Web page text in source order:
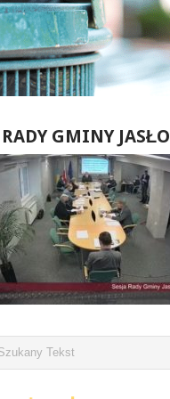
RADY GMINY JASŁO